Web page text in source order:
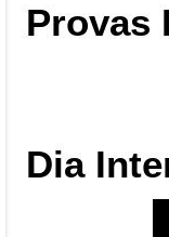
Provas
Dia